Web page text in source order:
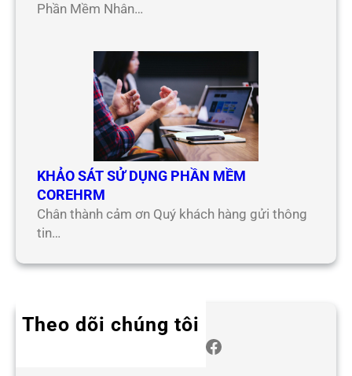
Phần Mềm Nhân…
KHẢO SÁT SỬ DỤNG PHẦN MỀM
COREHRM
Chân thành cảm ơn Quý khách hàng gửi thông
tin…
Theo dõi chúng tôi
Facebook